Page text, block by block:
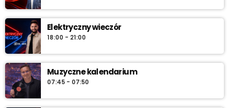
najlepszą muzykę, która towarzyszy od pierwszych chwil dnia aż
Elektryczny wieczór
18:00 - 21:00
Muzyczne kalendarium
07:45 - 07:50